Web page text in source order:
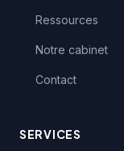
Ressources
Notre cabinet
Contact
SERVICES